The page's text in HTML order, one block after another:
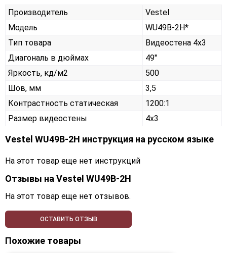
Производитель
Vestel
Модель
WU49B-2H*
Тип товара
Видеостена 4х3
Диагональ в дюймах
49"
Яркость, кд/м2
500
Шов, мм
3,5
Контрастность статическая
1200:1
Размер видеостены
4x3
Vestel WU49B-2H инструкция на русском языке
На этот товар еще нет инструкций
Отзывы наVestel WU49B-2H
На этот товар еще нет отзывов.
ОСТАВИТЬ ОТЗЫВ
Похожие товары